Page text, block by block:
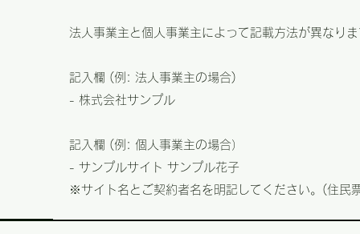
法人事業主と個人事業主によって記載方法が異なりま
記入欄 (例: 法人事業主の場合)
- 株式会社サンプル
記入欄 (例: 個人事業主の場合）
- サンプルサイト サンプル花子
※サイト名とご契約者名を明記してください。(住民